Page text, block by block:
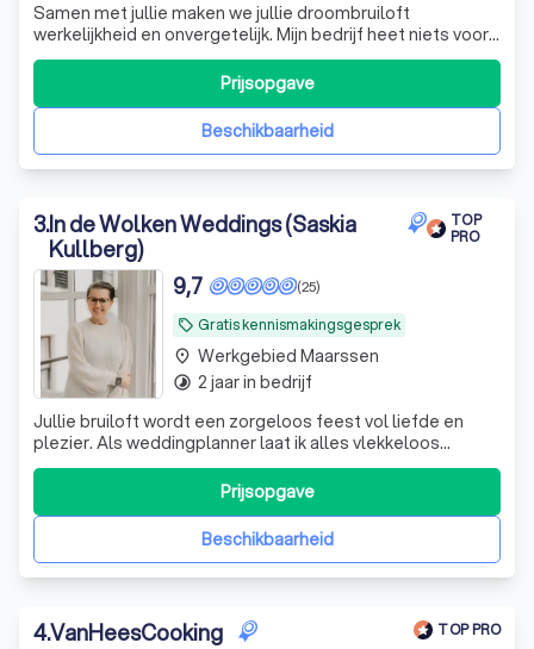
Samen met jullie maken we jullie droombruiloft
werkelijkheid en onvergetelijk. Mijn bedrijf heet niets voor
niets Unforgettable Weddings. Klein en intiem of groots
en over de top? Alles is mogelijk!
Beschikbaarheid
Prijsopgave
3.In de Wolken Weddings (Saskia
Kullberg)
TOP
PRO
local_offer Gratis kennismakingsgesprek
(25)
9,7
Jullie bruiloft wordt een zorgeloos feest vol liefde en
plezier. Als weddingplanner laat ik alles vlekkeloos
verlopen. Jullie hoeven alleen JA te zeggen.
Genomineerd beste weddingplanner 25-26
Beschikbaarheid
Prijsopgave
place Werkgebied Maarssen
timelapse 2 jaar in bedrijf
4.VanHeesCooking TOP PRO